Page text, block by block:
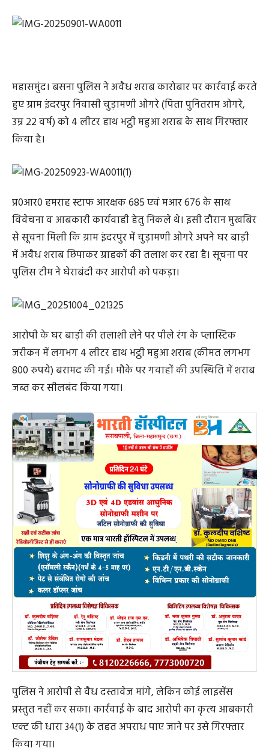
महासमुंद। बसना पुलिस ने अवैध शराब कारोबार पर कार्रवाई करते
हुए ग्राम इंदरपुर निवासी चुड़ामणी ओगरे (पिता पुनितराम ओगरे,
उम्र 22 वर्ष) को 4 लीटर हाथ भट्ठी महुआ शराब के साथ गिरफ्तार
किया है।
प्र0आर0 हमराह स्टाफ आरक्षक 685 एवं मआर 676 के साथ
विवेचना व आबकारी कार्यवाही हेतु निकले थे। इसी दौरान मुखबिर
से सूचना मिली कि ग्राम इंदरपुर में चुड़ामणी ओगरे अपने घर बाड़ी
में अवैध शराब छिपाकर ग्राहकों की तलाश कर रहा है। सूचना पर
पुलिस टीम ने घेराबंदी कर आरोपी को पकड़ा।
आरोपी के घर बाड़ी की तलाशी लेने पर पीले रंग के प्लास्टिक
जरीकन में लगभग 4 लीटर हाथ भट्ठी महुआ शराब (कीमत लगभग
800 रुपये) बरामद की गई। मौके पर गवाहों की उपस्थिति में शराब
जब्त कर सीलबंद किया गया।
पुलिस ने आरोपी से वैध दस्तावेज मांगे, लेकिन कोई लाइसेंस
प्रस्तुत नहीं कर सका। कार्रवाई के बाद आरोपी का कृत्य आबकारी
एक्ट की धारा 34(1) के तहत अपराध पाए जाने पर उसे गिरफ्तार
किया गया।